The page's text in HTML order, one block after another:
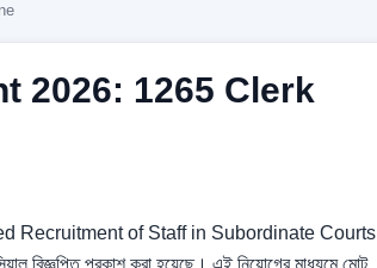
2026: 1265 Clerk
Recruitment of Staff in Subordinate Courts
প্রকাশ করা হয়েছে। এই নিয়োগের মাধ্যমে মোট